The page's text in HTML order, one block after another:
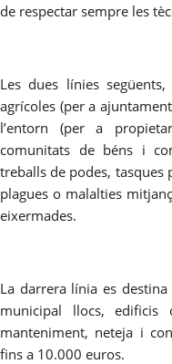
de respectar sempre les
Les dues línies
agrícoles (per a
l’entorn (per a
comunitats de béns i
treballs de podes,
plagues o malalties
eixermades.
La darrera línia es
municipal llocs, edificis
manteniment, neteja i
fins a 10.000 euros.